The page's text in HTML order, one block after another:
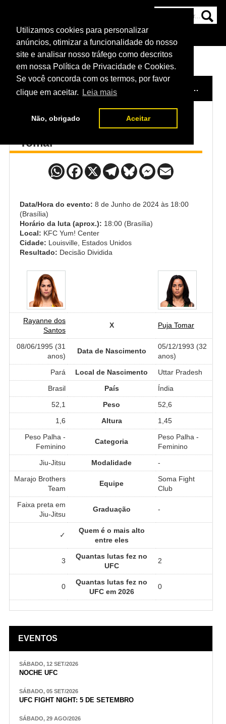
Utilizamos cookies para personalizar
anúncios, otimizar a funcionalidade do nosso
site e analisar nosso tráfego como descritos
em nossa Política de Privacidade e Cookies.
Se você concorda com os termos, por favor
clique em aceitar.
Leia mais
Não, obrigado Aceitar
NOTÍCIAS
HOME EVENTO / UFC FIGHT NIGHT: CANNONIER VS. IMAVOV
Rayanne dos Santos x Puja
Tomar
Data/Hora do evento: 8 de Junho de 2024 às 18:00
(Brasília)
Horário da luta (aprox.): 18:00 (Brasília)
Local: KFC Yum! Center
Cidade: Louisville, Estados Unidos
Resultado: Decisão Dividida
Rayanne dos
Santos
X Puja Tomar
08/06/1995 (31
anos)
Data de Nascimento
05/12/1993 (32
anos)
Pará
Local de Nascimento
Uttar Pradesh
Brasil
País
Índia
52,1
Peso
52,6
1,6
Altura
1,45
Peso Palha -
Feminino
Categoria
Peso Palha -
Feminino
Jiu-Jitsu
Modalidade
-
Marajo Brothers
Team
Equipe
Soma Fight
Club
Faixa preta em
Jiu-Jitsu
Graduação -
✓
Quem é o mais alto
entre eles
3
Quantas lutas fez no
UFC
2
0
Quantas lutas fez no
UFC em 2026
0
EVENTOS
SÁBADO, 12 SET/2026
NOCHE UFC
SÁBADO, 05 SET/2026
UFC FIGHT NIGHT: 5 DE SETEMBRO
SÁBADO, 29 AGO/2026